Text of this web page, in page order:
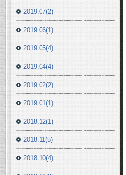
2019.07(2)
2019.06(1)
2019.05(4)
2019.04(4)
2019.02(2)
2019.01(1)
2018.12(1)
2018.11(5)
2018.10(4)